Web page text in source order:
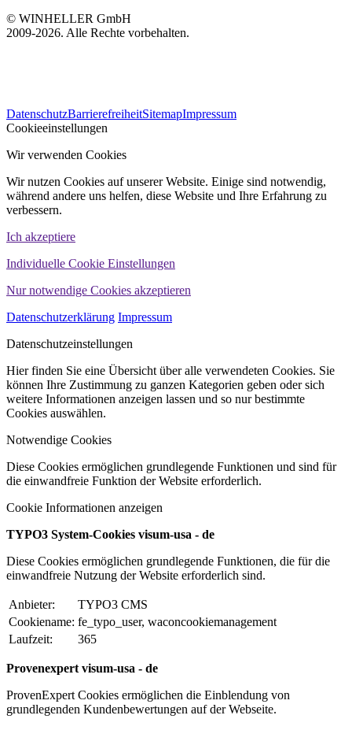
© WINHELLER GmbH
2009-2026. Alle Rechte vorbehalten.
WINHELLER GmbH
DatenschutzBarrierefreiheitSitemapImpressum
Cookieeinstellungen
Wir verwenden Cookies
Wir nutzen Cookies auf unserer Website. Einige sind notwendig,
während andere uns helfen, diese Website und Ihre Erfahrung zu
verbessern.
Ich akzeptiere
Individuelle Cookie Einstellungen
Nur notwendige Cookies akzeptieren
Datenschutzerklärung Impressum
Datenschutzeinstellungen
Hier finden Sie eine Übersicht über alle verwendeten Cookies. Sie
können Ihre Zustimmung zu ganzen Kategorien geben oder sich
weitere Informationen anzeigen lassen und so nur bestimmte
Cookies auswählen.
Notwendige Cookies
Diese Cookies ermöglichen grundlegende Funktionen und sind für
die einwandfreie Funktion der Website erforderlich.
Cookie Informationen anzeigen
TYPO3 System-Cookies visum-usa - de
Diese Cookies ermöglichen grundlegende Funktionen, die für die
einwandfreie Nutzung der Website erforderlich sind.
Anbieter:
TYPO3 CMS
Cookiename: fe_typo_user, waconcookiemanagement
Laufzeit:
365
Provenexpert visum-usa - de
ProvenExpert Cookies ermöglichen die Einblendung von
grundlegenden Kundenbewertungen auf der Webseite.